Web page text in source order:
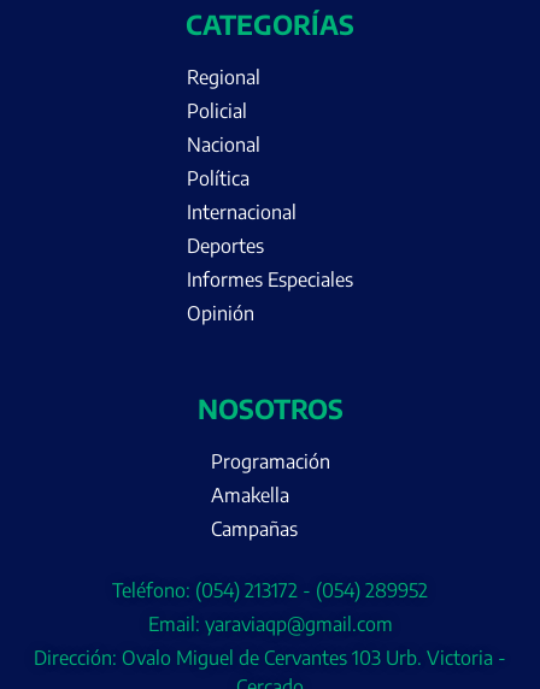
CATEGORÍAS
Regional
Policial
Nacional
Política
Internacional
Deportes
Informes Especiales
Opinión
NOSOTROS
Programación
Amakella
Campañas
Teléfono: (054) 213172 - (054) 289952
Email: yaraviaqp@gmail.com
Dirección: Ovalo Miguel de Cervantes 103 Urb. Victoria -